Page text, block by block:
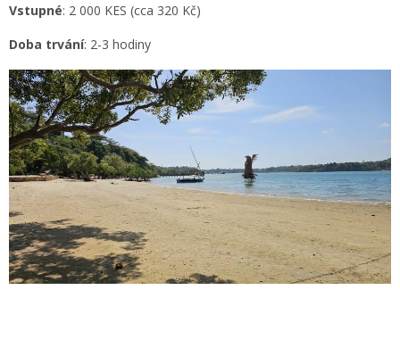
Vstupné: 2 000 KES (cca 320 Kč)
Doba trvání: 2-3 hodiny